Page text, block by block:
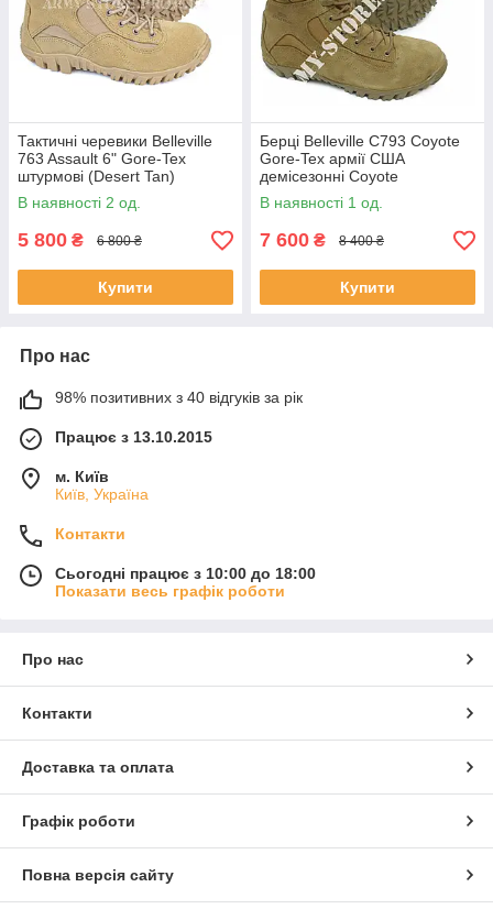
Тактичні черевики Belleville
763 Assault 6" Gore-Tex
штурмові (Desert Tan)
В наявності 2 од.
5 800 ₴ 6 800 ₴
Купити
Берці Belleville C793 Coyote
Gore-Tex армії США
демісезонні Coyote
В наявності 1 од.
7 600 ₴ 8 400 ₴
Купити
Про нас
98% позитивних з 40 відгуків за рік
Працює з 13.10.2015
м. Київ
Київ, Україна
Контакти
Сьогодні працює з 10:00 до 18:00
Показати весь графік роботи
Про нас
Контакти
Доставка та оплата
Графік роботи
Повна версія сайту